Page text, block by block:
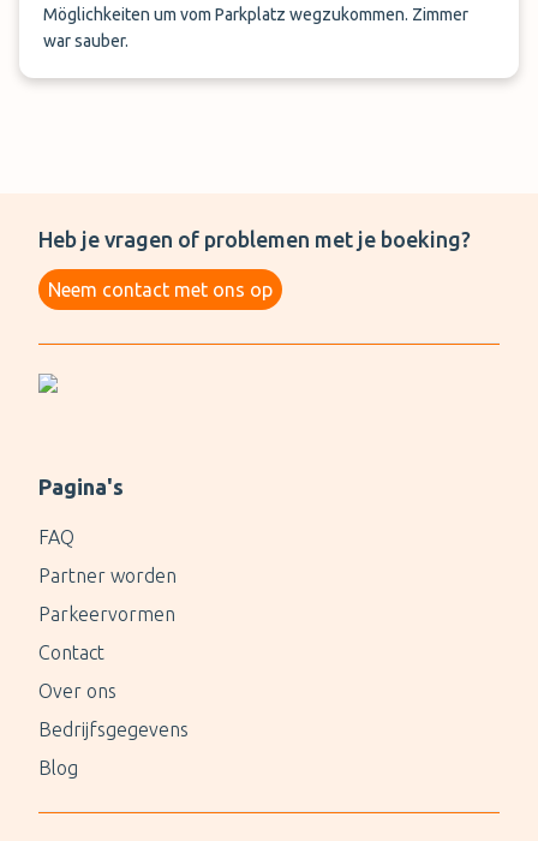
Möglichkeiten um vom Parkplatz wegzukommen. Zimmer
war sauber.
Heb je vragen of problemen met je boeking?
Neem contact met ons op
Pagina's
FAQ
Partner worden
Parkeervormen
Contact
Over ons
Bedrijfsgegevens
Blog